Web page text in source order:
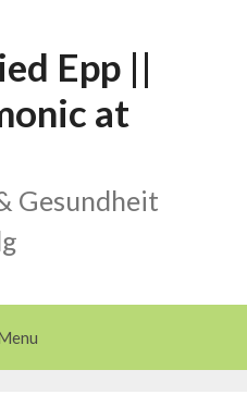
Epp ||
at
Gesundheit